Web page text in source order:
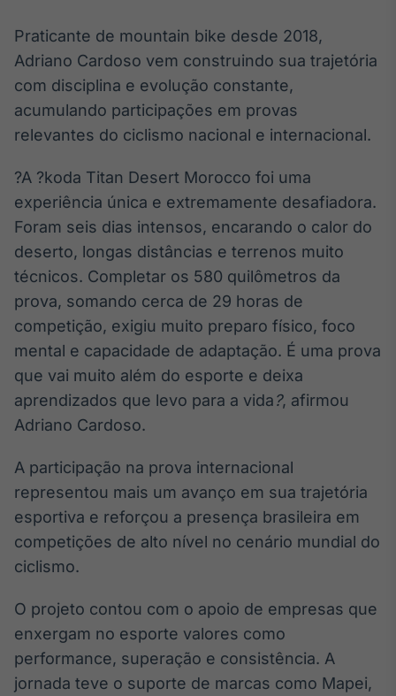
Curadoria
Curadoria de
noticiosos
Soluções de
Radar
Monitoramento
inteligente de
notícias e
conteúdos
Broadcast
Fundos
A melhor
plataforma para
analisar fundos
de investimento
no Brasil
BroadFast
Gestão de
Praticante de mountain bike desde 2018,
Adriano Cardoso vem construindo sua trajetória
com disciplina e evolução constante,
acumulando participações em provas
relevantes do ciclismo nacional e internacional.
?A ?koda Titan Desert Morocco foi uma
experiência única e extremamente desafiadora.
Foram seis dias intensos, encarando o calor do
deserto, longas distâncias e terrenos muito
técnicos. Completar os 580 quilômetros da
prova, somando cerca de 29 horas de
competição, exigiu muito preparo físico, foco
mental e capacidade de adaptação. É uma prova
que vai muito além do esporte e deixa
aprendizados que levo para a vida?, afirmou
Adriano Cardoso.
A participação na prova internacional
representou mais um avanço em sua trajetória
esportiva e reforçou a presença brasileira em
competições de alto nível no cenário mundial do
ciclismo.
O projeto contou com o apoio de empresas que
enxergam no esporte valores como
performance, superação e consistência. A
jornada teve o suporte de marcas como Mapei,